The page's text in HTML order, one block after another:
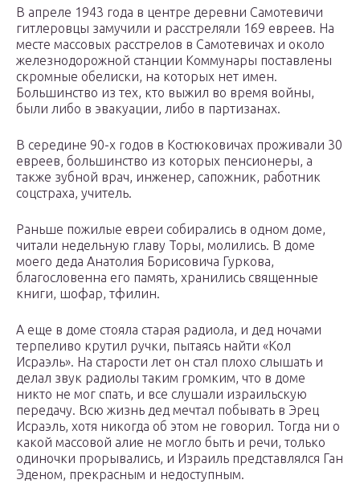
В апреле 1943 года в центре деревни Самотевичи
гитлеровцы замучили и расстреляли 169 евреев. На
месте массовых расстрелов в Самотевичах и около
железнодорожной станции Коммунары поставлены
скромные обелиски, на которых нет имен.
Большинство из тех, кто выжил во время войны,
были либо в эвакуации, либо в партизанах.
В середине 90-х годов в Костюковичах проживали 30
евреев, большинство из которых пенсионеры, а
также зубной врач, инженер, сапожник, работник
соцстраха, учитель.
Раньше пожилые евреи собирались в одном доме,
читали недельную главу Торы, молились. В доме
моего деда Анатолия Борисовича Гуркова,
благословенна его память, хранились священные
книги, шофар, тфилин.
А еще в доме стояла старая радиола, и дед ночами
терпеливо крутил ручки, пытаясь найти «Кол
Исраэль». На старости лет он стал плохо слышать и
делал звук радиолы таким громким, что в доме
никто не мог спать, и все слушали израильскую
передачу. Всю жизнь дед мечтал побывать в Эрец
Исраэль, хотя никогда об этом не говорил. Тогда ни о
какой массовой алие не могло быть и речи, только
одиночки прорывались, и Израиль представлялся Ган
Эденом, прекрасным и недоступным.